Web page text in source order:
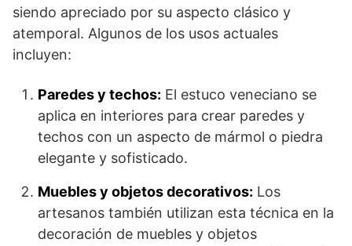
siendo apreciado por su aspecto clásico y
atemporal. Algunos de los usos actuales
incluyen:
Paredes y techos: El estuco veneciano se
aplica en interiores para crear paredes y
techos con un aspecto de mármol o piedra
elegante y sofisticado.
Muebles y objetos decorativos: Los
artesanos también utilizan esta técnica en la
decoración de muebles y objetos